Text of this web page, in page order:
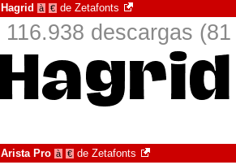
Hagrid à € de Zetafonts
116.938 descargas
Arista Pro à € de Zetafonts